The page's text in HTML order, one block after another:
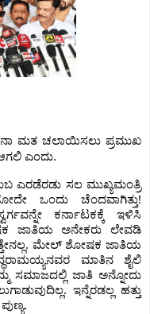
ಪ್ರಮುಖ
ಎಂದು.
ಎರಡೆರಡು ಸಲ ಮುಖ್ಯಮಂತ್ರಿ
ಒಂದು ಚೆಂದವಾಗಿತ್ತು!
ಕರ್ನಾಟಕಕ್ಕೆ ಇಳಿಸಿ
ಜಾತಿಯ ಅನೇಕರು ಲೇವಡಿ
ಮೇಲ್ ಶೋಷಕ ಜಾತಿಯ
ಮಾತಿನ ಶೈಲಿ
ಸಮಾಜದಲ್ಲಿ ಜಾತಿ ಅನ್ನೋದು
ಇನ್ನೆರಡಲ್ಲ ಹತ್ತು